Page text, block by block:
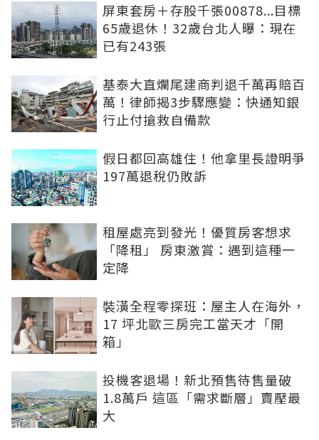
屏東套房＋存股千張00878...目標
65歲退休！32歲台北人曝：現在
已有243張
基泰大直爛尾建商判退千萬再賠百
萬！律師揭3步驟應變：快通知銀
行止付搶救自備款
假日都回高雄住！他拿里長證明爭
197萬退稅仍敗訴
租屋處亮到發光！優質房客想求
「降租」 房東激賞：遇到這種一
定降
裝潢全程零探班：屋主人在海外，
17 坪北歐三房完工當天才「開
箱」
投機客退場！新北預售待售量破
1.8萬戶 這區「需求斷層」賣壓最
大